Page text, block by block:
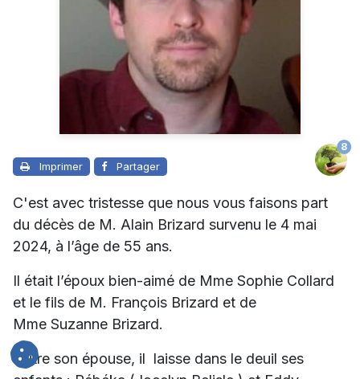
Imprimer Partager
8
C'est avec tristesse que nous vous faisons part
du décès de M. Alain Brizard survenu le 4 mai
2024, à l’âge de 55 ans.
Il était l’époux bien-aimé de Mme Sophie Collard
et le fils de M. François Brizard et de
Mme Suzanne Brizard.
Outre son épouse, il laisse dans le deuil ses